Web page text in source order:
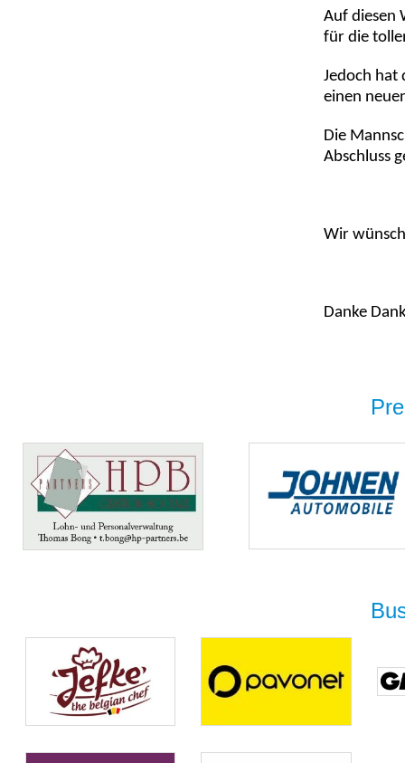
Auf diesen
für die
Jedoch hat
einen
Die
Abschluss
Wir
Danke